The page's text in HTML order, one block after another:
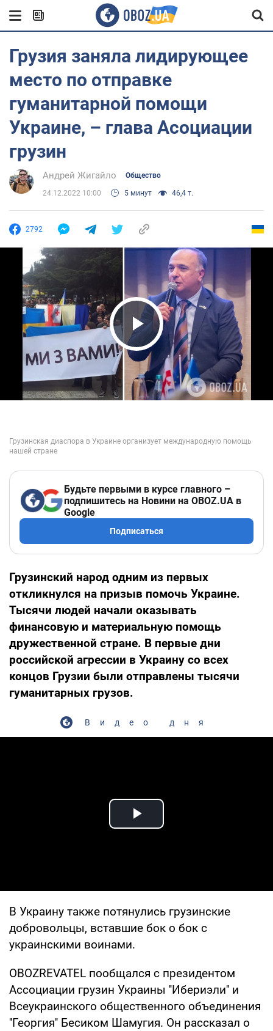
Грузия заняла лидирующее
место по отправке
гуманитарной помощи
Украине, – глава Асоциации
грузин
Андрей Жигайло Общество
24.12.2022 10:00 5 минут 46,4 т.
2792
Play Video
Будьте первыми в курсе главного –
подпишитесь на Новини на OBOZ.UA в
Google
Подписаться
Грузинский народ одним из первых
откликнулся на призыв помочь Украине.
Тысячи людей начали оказывать
финансовую и материальную помощь
дружественной стране. В первые дни
российской агрессии в Украину со всех
концов Грузии были отправлены тысячи
гуманитарных грузов.
Видео дня
Play Video
В Украину также потянулись грузинские
добровольцы, вставшие бок о бок с
украинскими воинами.
OBOZREVATEL пообщался с президентом
Ассоциации грузин Украины ''Ибериэли'' и
Всеукраинского общественного объединения
''Георгия'' Бесиком Шамугия. Он рассказал о